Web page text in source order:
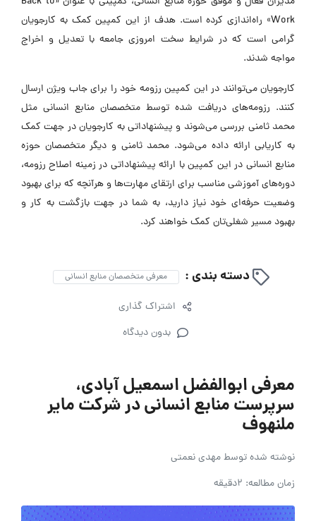
Work» راه‌اندازی کرده است. هدف از این کمپین کمک به کارجویان
گرامی است که در شرایط سخت امروزی جامعه با تعدیل و اخراج
مواجه شدند.
کارجویان می‌توانند در این کمپین رزومه خود را برای جاب ویژن ارسال
کنند. رزومه‌های دریافت شده توسط متخصصان منابع انسانی مثل
محمد ثامنی بررسی می‌شوند و پیشنهاداتی به کارجویان در جهت کمک
به کاریابی ارائه داده می‌شود. محمد ثامنی و دیگر متخصصان حوزه
منابع انسانی در این کمپین با ارائه پیشنهاداتی در زمینه اصلاح رزومه،
دوره‌های آموزشی مناسب برای ارتقای مهارت‌ها و هرآنچه که برای بهبود
وضعیت حرفه‌ای خود نیاز دارید، به شما در جهت بازگشت به کار و
بهبود مسیر شغلی‌تان کمک خواهند کرد.
دسته بندی : معرفی متخصصان منابع انسانی
اشتراک گذاری
بدون دیدگاه
معرفی ابوالفضل اسمعیل آبادی،
سرپرست منابع انسانی در شرکت مایر
ملنهوف
نوشته شده توسطمهدی نعمتی
زمان مطالعه: 2دقیقه